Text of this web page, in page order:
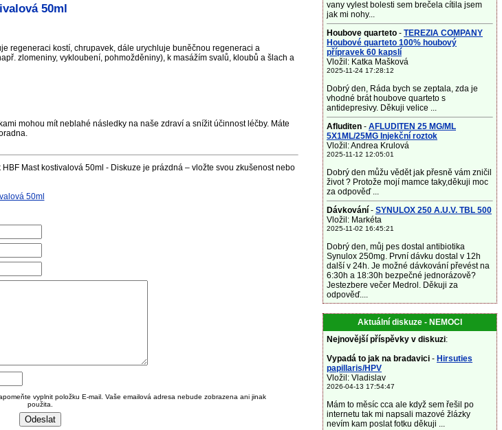
50ml
regeneraci kostí, chrupavek, dále urychluje buněčnou regeneraci a
zlomeniny, vykloubení, pohmožděniny), k masážím svalů, kloubů a šlach a
mohou mít neblahé následky na naše zdraví a snížit účinnost léčby. Máte
Mast kostivalová 50ml - Diskuze je prázdná – vložte svou zkušenost nebo
50ml
vyplnit položku E-mail. Vaše emailová adresa nebude zobrazena ani jinak
použita.
vany vylest bolesti sem brečela cítila jsem
jak mi nohy...
Houbove quarteto - TEREZIA COMPANY
Houbové quarteto 100% houbový
přípravek 60 kapslí
Vložil: Katka Mašková
2025-11-24 17:28:12
Dobrý den, Ráda bych se zeptala, zda je
vhodné brát houbove quarteto s
antidepresivy. Děkuji velice ...
Afluditen - AFLUDITEN 25 MG/ML
5X1ML/25MG Injekční roztok
Vložil: Andrea Krulová
2025-11-12 12:05:01
Dobrý den můžu vědět jak přesně vám zničil
život ? Protože mojí mamce taky,děkuji moc
za odpověď ...
Dávkování - SYNULOX 250 A.U.V. TBL 500
Vložil: Markéta
2025-11-02 16:45:21
Dobrý den, můj pes dostal antibiotika
Synulox 250mg. První dávku dostal v 12h
další v 24h. Je možné dávkování převést na
6:30h a 18:30h bezpečné jednorázově?
Jestezbere večer Medrol. Děkuji za
odpověď....
Aktuální diskuze - NEMOCI
Nejnovější příspěvky v diskuzi:
Vypadá to jak na bradavici - Hirsuties
papillaris/HPV
Vložil: Vladislav
2026-04-13 17:54:47
Mám to měsíc cca ale když sem řešil po
internetu tak mi napsali mazové žlázky
nevím kam poslat fotku děkuji ...